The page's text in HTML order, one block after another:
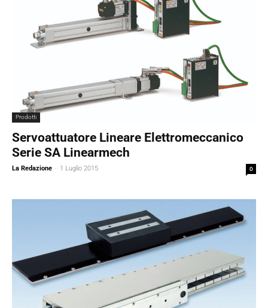
Prodotti
Servoattuatore Lineare Elettromeccanico
Serie SA Linearmech
La Redazione - 1 Luglio 2015 0